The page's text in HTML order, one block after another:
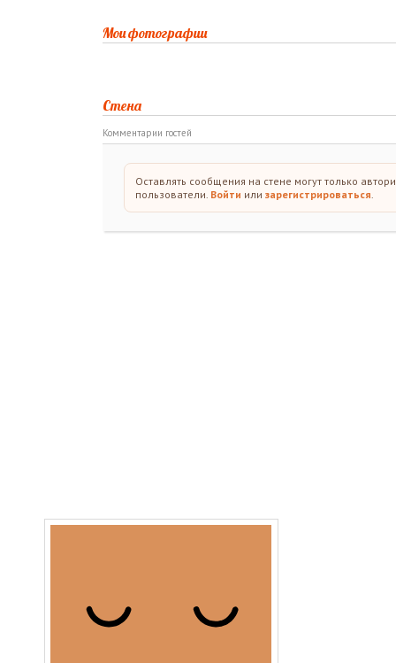
Мои фотографии
Стена
Комментарии гостей
Оставлять сообщения на стене могут только
пользователи. Войти или зарегистрироваться.